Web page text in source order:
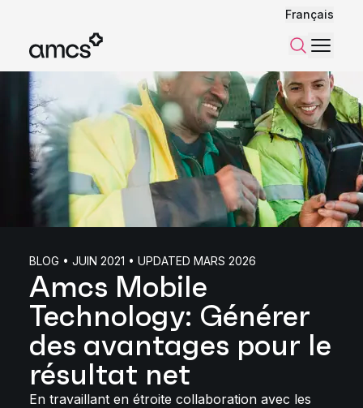
Français
Menu
BLOG • JUIN 2021 • UPDATED MARS 2026
Amcs Mobile
Technology: Générer
des avantages pour le
résultat net
En travaillant en étroite collaboration avec les